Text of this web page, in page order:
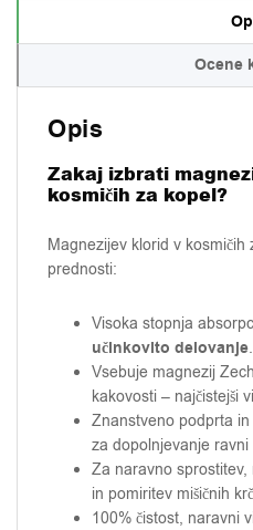
Ocene
Opis
Zakaj izbrati
kosmičih za kopel?
Magnezijev klorid v kosmičih
prednosti:
Visoka stopnja
učinkovito delovanje.
Vsebuje magnezij
kakovosti – najčistejši
Znanstveno podprta
za dopolnjevanje
Za naravno
in pomiritev mišičnih
100% čistost, naravni